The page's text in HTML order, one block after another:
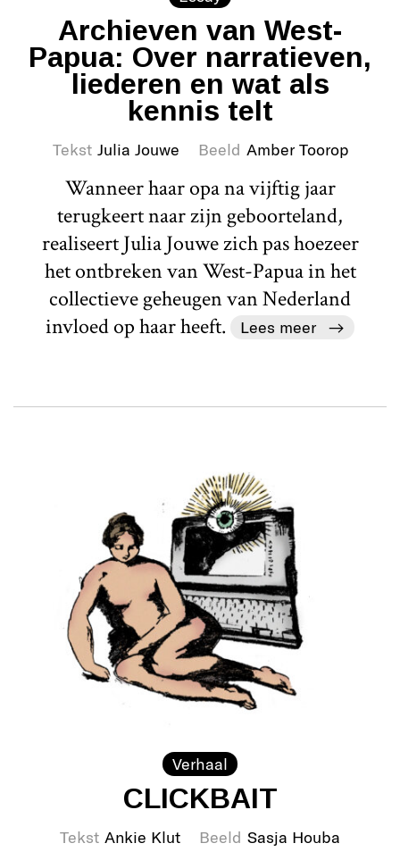
Archieven van West-
Papua: Over narratieven,
liederen en wat als
kennis telt
Tekst Julia Jouwe Beeld Amber Toorop
Wanneer haar opa na vijftig jaar
terugkeert naar zijn geboorteland,
realiseert Julia Jouwe zich pas hoezeer
het ontbreken van West-Papua in het
collectieve geheugen van Nederland
invloed op haar heeft.
Lees meer
Verhaal
CLICKBAIT
Tekst Ankie Klut Beeld Sasja Houba